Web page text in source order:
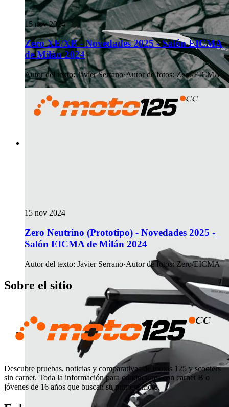
15 nov 2024
Zero XE/XB - Novedades 2025 - Salón EICMA
de Milán 2024
Autor del texto: Javier Serrano·Autor de fotos: Zero/EICMA
15 nov 2024
Zero Neutrino (Prototipo) - Novedades 2025 -
Salón EICMA de Milán 2024
Autor del texto: Javier Serrano·Autor de fotos: Zero/EICMA
Sobre el sitio
Descubre pruebas, noticias y comparativas de motos 125 y scooters
sin carnet. Toda la información para conductores con carnet B o
jóvenes de 16 años que buscan su primera moto.